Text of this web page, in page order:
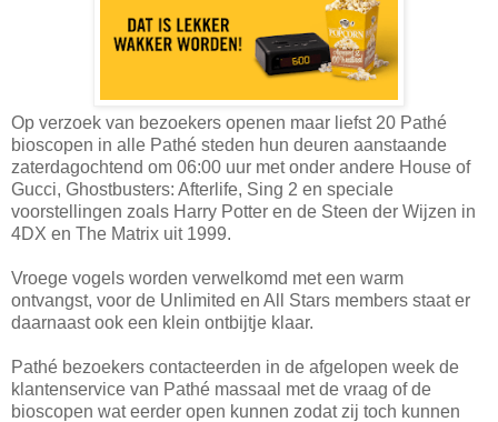
Op verzoek van bezoekers openen maar liefst 20 Pathé
bioscopen in alle Pathé steden hun deuren aanstaande
zaterdagochtend om 06:00 uur met onder andere House of
Gucci, Ghostbusters: Afterlife, Sing 2 en speciale
voorstellingen zoals Harry Potter en de Steen der Wijzen in
4DX en The Matrix uit 1999.
Vroege vogels worden verwelkomd met een warm
ontvangst, voor de Unlimited en All Stars members staat er
daarnaast ook een klein ontbijtje klaar.
Pathé bezoekers contacteerden in de afgelopen week de
klantenservice van Pathé massaal met de vraag of de
bioscopen wat eerder open kunnen zodat zij toch kunnen